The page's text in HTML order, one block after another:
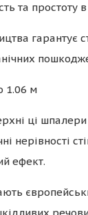
та простоту
гарантує
1.06 м
ці
нерівності
ефект.